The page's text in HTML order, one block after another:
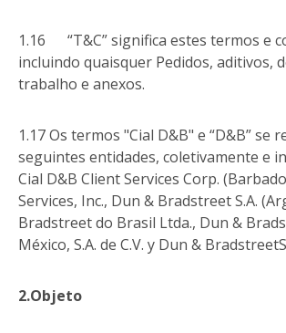
1.16 “T&C” significa estes termos e
incluindo quaisquer Pedidos, aditivos,
trabalho e anexos.
1.17 Os termos "Cial D&B" e “D&B” se
seguintes entidades, coletivamente e
Cial D&B Client Services Corp.
Services, Inc., Dun & Bradstreet S.A.
Bradstreet do Brasil Ltda., Dun &
México, S.A. de C.V. y Dun &
2.Objeto